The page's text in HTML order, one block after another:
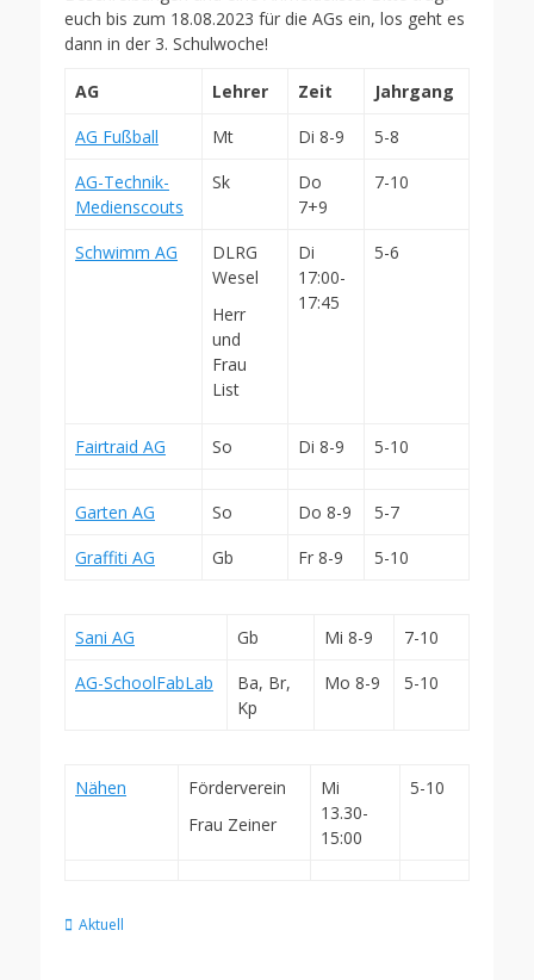
euch bis zum 18.08.2023 für die AGs ein, los geht es
dann in der 3. Schulwoche!
AG Lehrer Zeit
Jahrgang
AG Fußball
Mt Di 8-9
5-8
AG-Technik-
Medienscouts
Sk
Do
7+9
7-10
Schwimm AG
DLRG
Wesel
Herr
und
Frau
List
Di
17:00-
17:45
5-6
Fairtraid AG So Di 8-9 5-10
Garten AG So Do 8-9
5-7
Graffiti AG
Gb Fr 8-9 5-10
Sani AG Gb Mi 8-9
7-10
AG-SchoolFabLab
Ba, Br,
Kp
Mo 8-9 5-10
Nähen
Förderverein
Frau Zeiner
Mi
13.30-
15:00
5-10
Kategorien
Aktuell